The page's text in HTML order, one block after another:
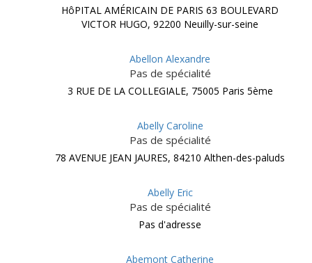
HôPITAL AMÉRICAIN DE PARIS 63 BOULEVARD
VICTOR HUGO, 92200 Neuilly-sur-seine
Abellon Alexandre
Pas de spécialité
3 RUE DE LA COLLEGIALE, 75005 Paris 5ème
Abelly Caroline
Pas de spécialité
78 AVENUE JEAN JAURES, 84210 Althen-des-paluds
Abelly Eric
Pas de spécialité
Pas d'adresse
Abemont Catherine